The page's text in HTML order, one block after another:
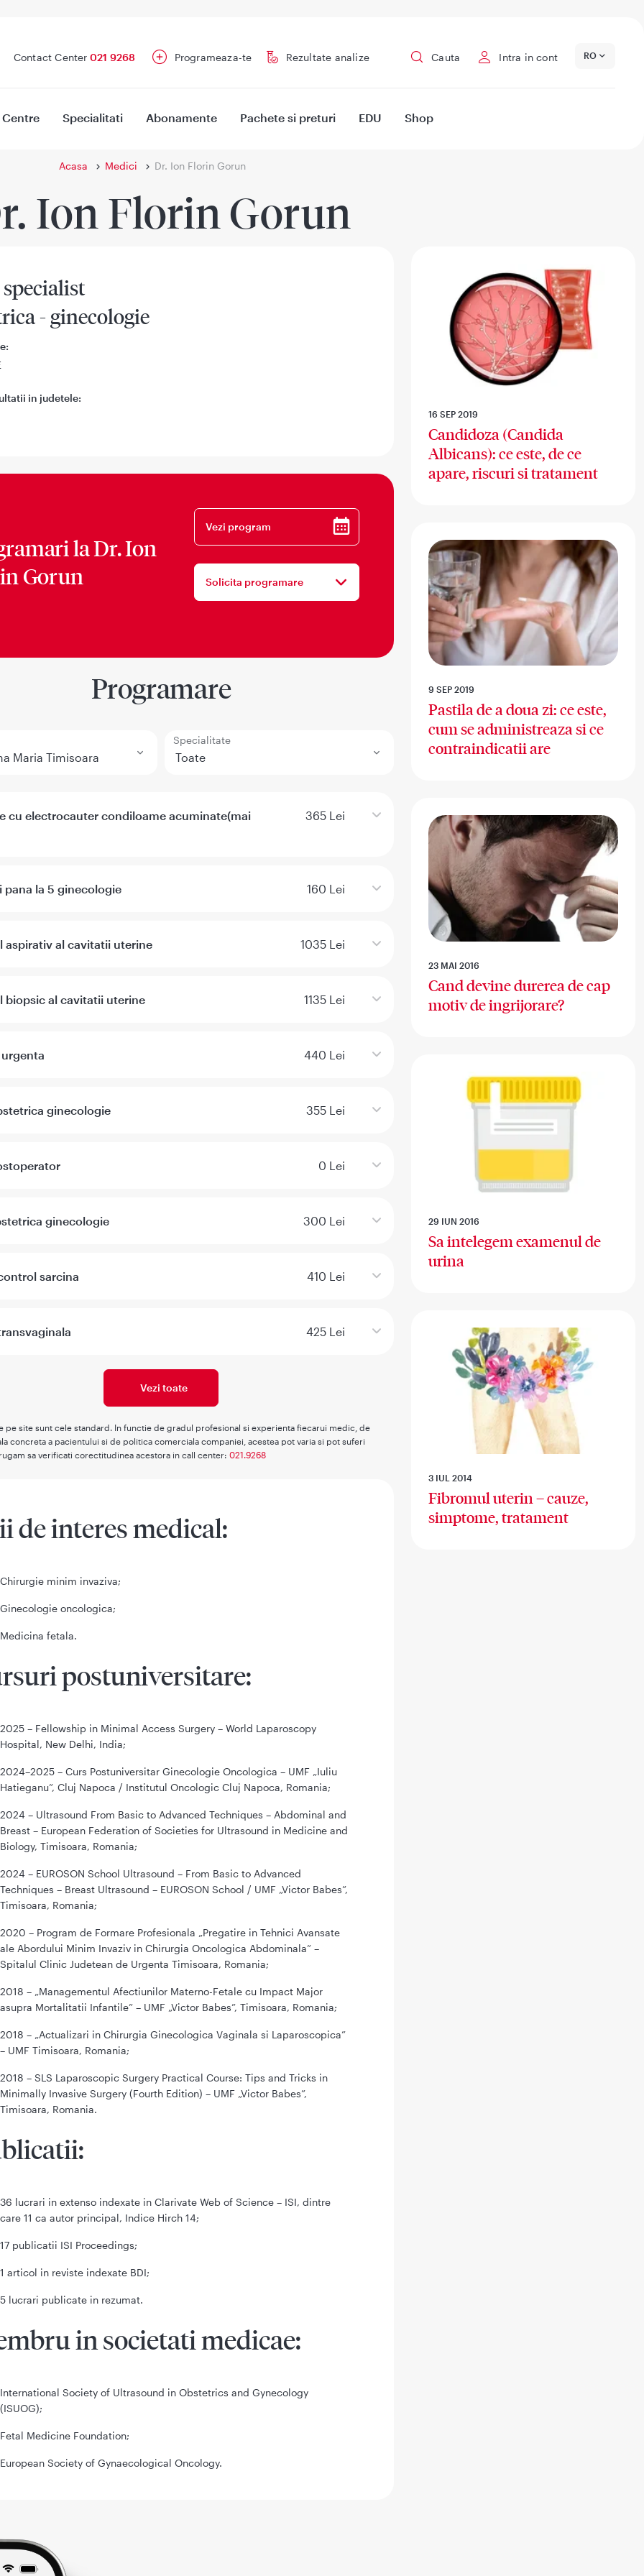
Contact Center 021 9268 Programeaza-te Rezultate analize Cauta Intra in cont RO
Centre Specialitati Abonamente Pachete si preturi EDU Shop
Acasa Medici Dr. Ion Florin Gorun
Ion Florin Gorun
- ginecologie
in judetele:
laDr. Ion
Gorun
Vezi program
Solicita programare
Programare
Specialitate
cu electrocauter condiloame acuminate(mai 365 Lei
pana la 5 ginecologie 160 Lei
aspirativ al cavitatii uterine 1035 Lei
biopsic al cavitatii uterine 1135 Lei
440 Lei
ginecologie 355 Lei
0 Lei
ginecologie 300 Lei
sarcina 410 Lei
425 Lei
Vezi toate
pe site sunt cele standard. In functie de gradul profesional si experienta fiecarui medic, de
concreta a pacientului si de politica comerciala companiei, acestea pot varia si pot suferi
sa verificati corectitudinea acestora in call center: 021.9268
de interes medical:
Chirurgie minim invaziva;
Ginecologie oncologica;
Medicina fetala.
postuniversitare:
2025 – Fellowship in Minimal Access Surgery – World Laparoscopy
Hospital, New Delhi, India;
2024–2025 – Curs Postuniversitar Ginecologie Oncologica – UMF „Iuliu
Hatieganu”, Cluj Napoca / Institutul Oncologic Cluj Napoca, Romania;
2024 – Ultrasound From Basic to Advanced Techniques – Abdominal and
Breast – European Federation of Societies for Ultrasound in Medicine and
Biology, Timisoara, Romania;
2024 – EUROSON School Ultrasound – From Basic to Advanced
Techniques – Breast Ultrasound – EUROSON School / UMF „Victor Babes”,
Timisoara, Romania;
2020 – Program de Formare Profesionala „Pregatire in Tehnici Avansate
ale Abordului Minim Invaziv in Chirurgia Oncologica Abdominala” –
Spitalul Clinic Judetean de Urgenta Timisoara, Romania;
2018 – „Managementul Afectiunilor Materno-Fetale cu Impact Major
asupra Mortalitatii Infantile” – UMF „Victor Babes”, Timisoara, Romania;
2018 – „Actualizari in Chirurgia Ginecologica Vaginala si Laparoscopica”
– UMF Timisoara, Romania;
2018 – SLS Laparoscopic Surgery Practical Course: Tips and Tricks in
Minimally Invasive Surgery (Fourth Edition) – UMF „Victor Babes”,
Timisoara, Romania.
36 lucrari in extenso indexate in Clarivate Web of Science – ISI, dintre
care 11 ca autor principal, Indice Hirch 14;
17 publicatii ISI Proceedings;
1 articol in reviste indexate BDI;
5 lucrari publicate in rezumat.
in societati medicae:
International Society of Ultrasound in Obstetrics and Gynecology
(ISUOG);
Fetal Medicine Foundation;
European Society of Gynaecological Oncology.
16 SEP 2019
Candidoza (Candida
Albicans): ce este, de ce
apare, riscuri si tratament
9 SEP 2019
Pastila de a doua zi: ce este,
cum se administreaza si ce
contraindicatii are
23 MAI 2016
Cand devine durerea de cap
motiv de ingrijorare?
29 IUN 2016
Sa intelegem examenul de
urina
3 IUL 2014
Fibromul uterin – cauze,
simptome, tratament